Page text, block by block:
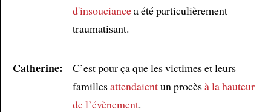
d'insouciancea été particulièrement
traumatisant.
Catherine:
C’est pour ça que les victimes et leurs
famillesattendaientun procèsà la hauteur
de l’évènement.